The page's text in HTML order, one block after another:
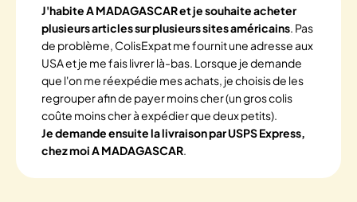
J'habite A MADAGASCAR et je souhaite acheter
plusieurs articles sur plusieurs sites américains. Pas
de problème, ColisExpat me fournit une adresse aux
USA et je me fais livrer là-bas. Lorsque je demande
que l'on me réexpédie mes achats, je choisis de les
regrouper afin de payer moins cher (un gros colis
coûte moins cher à expédier que deux petits).
Je demande ensuite la livraison par USPS Express,
chez moi A MADAGASCAR.